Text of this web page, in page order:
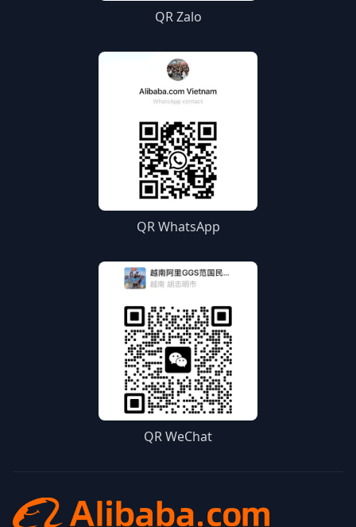
QR Zalo
QR WhatsApp
QR WeChat